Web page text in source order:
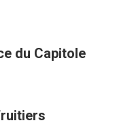
du Capitole